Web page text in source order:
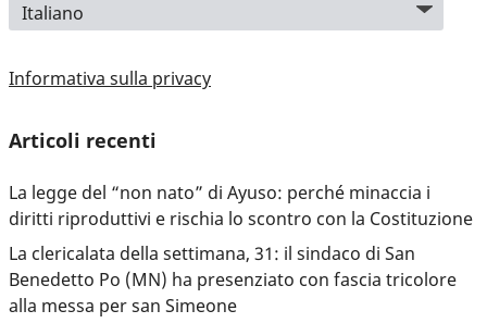
Informativa sulla privacy
Articoli recenti
La legge del “non nato” di Ayuso: perché minaccia i
diritti riproduttivi e rischia lo scontro con la Costituzione
La clericalata della settimana, 31: il sindaco di San
Benedetto Po (MN) ha presenziato con fascia tricolore
alla messa per san Simeone